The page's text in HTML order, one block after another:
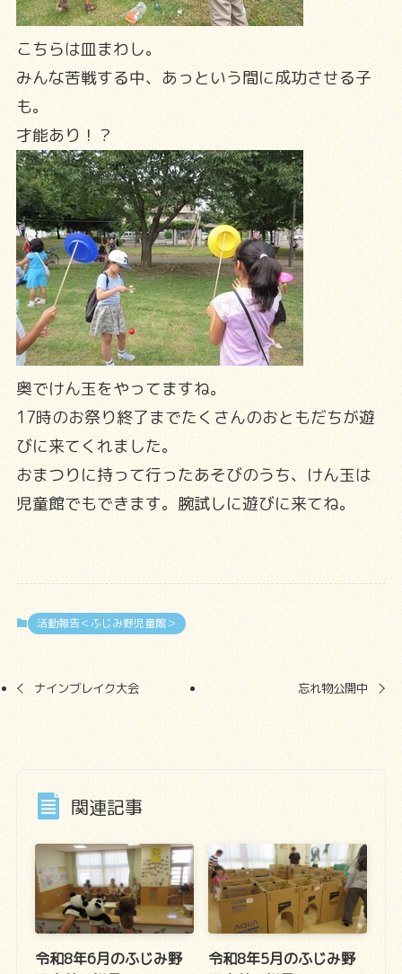
こちらは皿まわし。
みんな苦戦する中、あっという間に成功させる子
も。
才能あり！？
奥でけん玉をやってますね。
17時のお祭り終了までたくさんのおともだちが遊
びに来てくれました。
おまつりに持って行ったあそびのうち、けん玉は
児童館でもできます。腕試しに遊びに来てね。
活動報告＜ふじみ野児童館＞
ナインブレイク大会 忘れ物公開中
関連記事
令和8年6月のふじみ野
令和8年5月のふじみ野